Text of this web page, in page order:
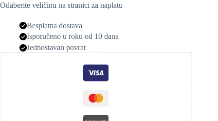
Odaberite veličinu na stranici za naplatu
Besplatna dostava
Isporučeno u roku od 10 dana
Jednostavan povrat